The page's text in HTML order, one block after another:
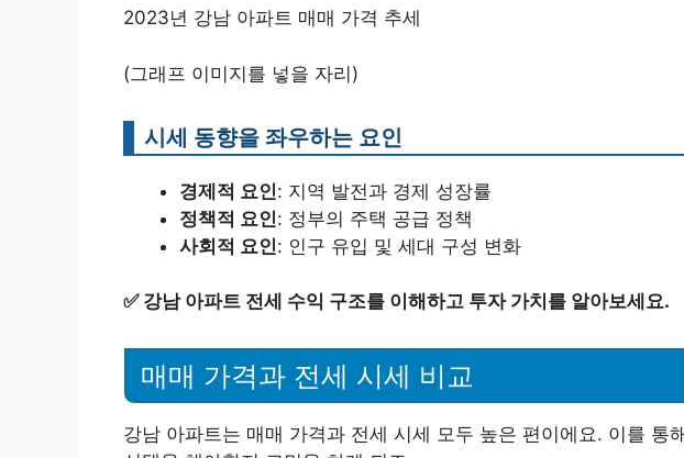
2023년 강남 아파트 매매 가격 추세
(그래프 이미지를 넣을 자리)
시세 동향을 좌우하는 요인
경제적 요인: 지역 발전과 경제 성장률
정책적 요인: 정부의 주택 공급 정책
사회적 요인: 인구 유입 및 세대 구성 변화
✅ 강남 아파트 전세 수익 구조를 이해하고 투자 가치를 알아보세요.
매매 가격과 전세 시세 비교
강남 아파트는 매매 가격과 전세 시세 모두 높은 편이에요. 이를 통